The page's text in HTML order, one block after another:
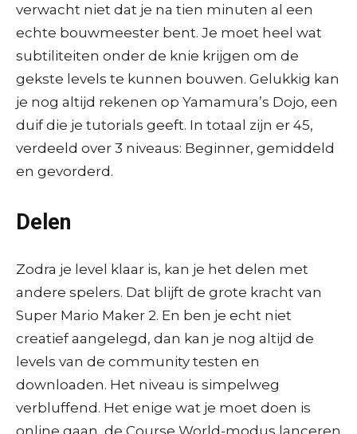
verwacht niet dat je na tien minuten al een
echte bouwmeester bent. Je moet heel wat
subtiliteiten onder de knie krijgen om de
gekste levels te kunnen bouwen. Gelukkig kan
je nog altijd rekenen op Yamamura’s Dojo, een
duif die je tutorials geeft. In totaal zijn er 45,
verdeeld over 3 niveaus: Beginner, gemiddeld
en gevorderd.
Delen
Zodra je level klaar is, kan je het delen met
andere spelers. Dat blijft de grote kracht van
Super Mario Maker 2. En ben je echt niet
creatief aangelegd, dan kan je nog altijd de
levels van de community testen en
downloaden. Het niveau is simpelweg
verbluffend. Het enige wat je moet doen is
online gaan, de Course World-modus lanceren